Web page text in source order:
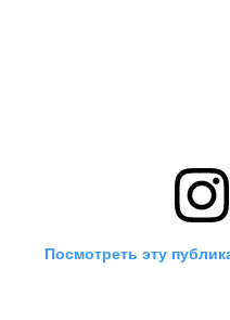
Посмотреть эту